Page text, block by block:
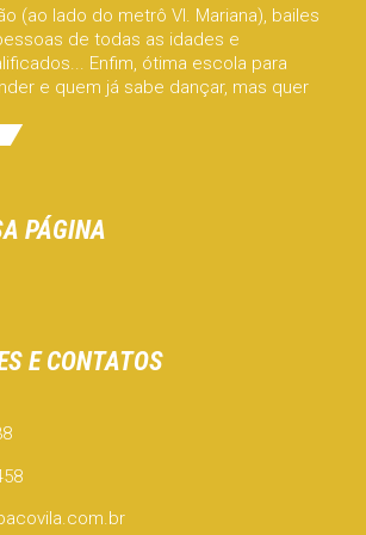
(ao lado do metrô Vl. Mariana), bailes
de todas as idades e
Enfim, ótima escola para
e quem já sabe dançar, mas quer
PÁGINA
E CONTATOS